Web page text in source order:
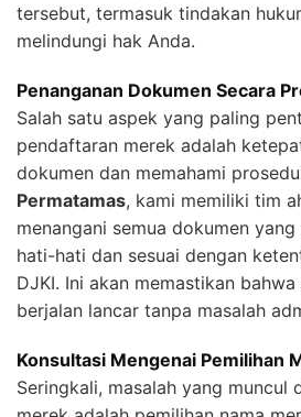
tersebut, termasuk tindakan
melindungi hak Anda.
Penanganan Dokumen Secara
Salah satu aspek yang paling
pendaftaran merek adalah
dokumen dan memahami
Permatamas, kami memiliki tim
menangani semua dokumen
hati-hati dan sesuai dengan
DJKI. Ini akan memastikan
berjalan lancar tanpa masalah
Konsultasi Mengenai Pemilihan
Seringkali, masalah yang muncul